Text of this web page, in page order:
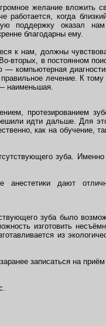
желание вложить
работается, когда
поддержку оказал
благодарны ему.
к нам, должны
вторых, в постоянном
— компьютерная
правильное лечение. К
наименьшая.
протезированием
идти дальше. Для
как на обучение,
зуба. Именно
дают
зуба было
изготовить
из
записаться на приём